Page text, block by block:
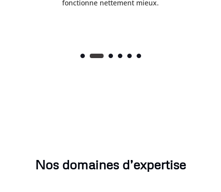
fonctionne nettement mieux.
Nos domaines d’expertise